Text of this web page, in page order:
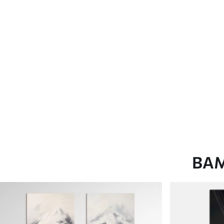
✓Яскраві, насичені кольори
Стійкість до вицвітання
Безпечне чорнило без запаху
Яскраві, насичені
Стійкість до
Безпечне чорнило